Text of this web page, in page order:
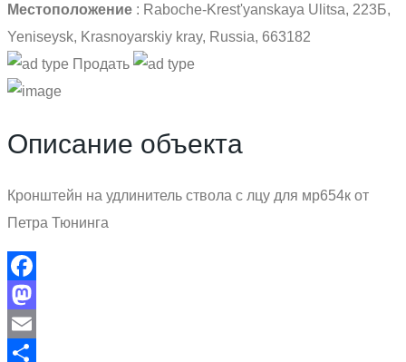
Местоположение : Raboche-Krest'yanskaya Ulitsa, 223Б,
Yeniseysk, Krasnoyarskiy kray, Russia, 663182
Продать
Описание объекта
Кронштейн на удлинитель ствола с лцу для мр654к от
Петра Тюнинга
Facebook
Mastodon
Email